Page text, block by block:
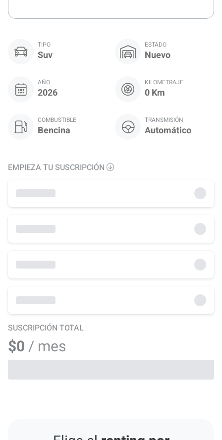
TIPO
Suv
ESTADO
Nuevo
AÑO
2026
KILOMETRAJE
0 Km
COMBUSTIBLE
Bencina
TRANSMISIÓN
Automático
EMPIEZA TU SUSCRIPCIÓN
SUSCRIPCIÓN TOTAL
$0/ mes